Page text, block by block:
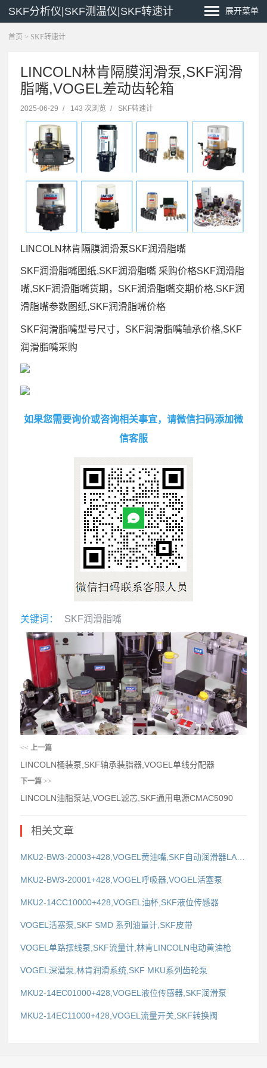
SKF分析仪|SKF测温仪|SKF转速计 展开菜单
首页 > SKF转速计
LINCOLN林肯隔膜润滑泵,SKF润滑
脂嘴,VOGEL差动齿轮箱
2025-06-29 / 143 次浏览 / SKF转速计
LINCOLN林肯隔膜润滑泵SKF润滑脂嘴
SKF润滑脂嘴图纸,SKF润滑脂嘴 采购价格SKF润滑脂
嘴,SKF润滑脂嘴货期，SKF润滑脂嘴交期价格,SKF润
滑脂嘴参数图纸,SKF润滑脂嘴价格
SKF润滑脂嘴型号尺寸，SKF润滑脂嘴轴承价格,SKF
润滑脂嘴采购
如果您需要询价或咨询相关事宜，请微信扫码添加微
信客服
关键词： SKF润滑脂嘴
<< 上一篇
LINCOLN桶装泵,SKF轴承装脂器,VOGEL单线分配器
下一篇 >>
LINCOLN油脂泵站,VOGEL滤芯,SKF通用电源CMAC5090
相关文章
MKU2-BW3-20001+428,VOGEL呼吸器,VOGEL活塞泵
MKU2-14CC10000+428,VOGEL油杯,SKF液位传感器
VOGEL活塞泵,SKF SMD 系列油量计,SKF皮带
VOGEL单路摆线泵,SKF流量计,林肯LINCOLN电动黄油枪
VOGEL深潜泵,林肯润滑系统,SKF MKU系列齿轮泵
MKU2-14EC01000+428,VOGEL液位传感器,SKF润滑泵
MKU2-14EC11000+428,VOGEL流量开关,SKF转换阀